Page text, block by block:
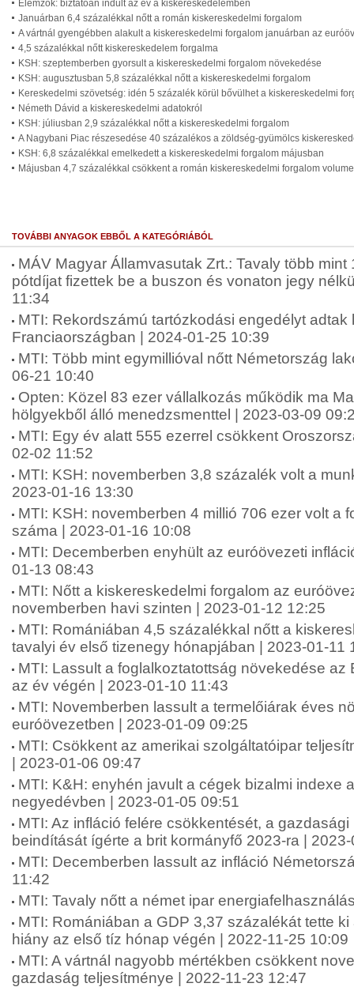
Elemzők: biztatóan indult az év a kiskereskedelemben
Januárban 6,4 százalékkal nőtt a román kiskereskedelmi forgalom
A vártnál gyengébben alakult a kiskereskedelmi forgalom januárban az
4,5 százalékkal nőtt kiskereskedelem forgalma
KSH: szeptemberben gyorsult a kiskereskedelmi forgalom növekedése
KSH: augusztusban 5,8 százalékkal nőtt a kiskereskedelmi forgalom
Kereskedelmi szövetség: idén 5 százalék körül bővülhet a kiskereskedelmi
Németh Dávid a kiskereskedelmi adatokról
KSH: júliusban 2,9 százalékkal nőtt a kiskereskedelmi forgalom
A Nagybani Piac részesedése 40 százalékos a zöldség-gyümölcs
KSH: 6,8 százalékkal emelkedett a kiskereskedelmi forgalom májusban
Májusban 4,7 százalékkal csökkent a román kiskereskedelmi forgalom
TOVÁBBI ANYAGOK EBBŐL A KATEGÓRIÁBÓL
MÁV Magyar Államvasutak Zrt.: Tavaly több mint
pótdíjat fizettek be a buszon és vonaton jegy
11:34
MTI: Rekordszámú tartózkodási engedélyt adtak
Franciaországban | 2024-01-25 10:39
MTI: Több mint egymillióval nőtt Németország
06-21 10:40
Opten: Közel 83 ezer vállalkozás működik ma
hölgyekből álló menedzsmenttel | 2023-03-09
MTI: Egy év alatt 555 ezerrel csökkent
02-02 11:52
MTI: KSH: novemberben 3,8 százalék volt a
2023-01-16 13:30
MTI: KSH: novemberben 4 millió 706 ezer volt a
száma | 2023-01-16 10:08
MTI: Decemberben enyhült az euróövezeti
01-13 08:43
MTI: Nőtt a kiskereskedelmi forgalom az
novemberben havi szinten | 2023-01-12 12:25
MTI: Romániában 4,5 százalékkal nőtt a
tavalyi év első tizenegy hónapjában | 2023-01-11
MTI: Lassult a foglalkoztatottság növekedése az
az év végén | 2023-01-10 11:43
MTI: Novemberben lassult a termelőiárak éves
euróövezetben | 2023-01-09 09:25
MTI: Csökkent az amerikai szolgáltatóipar
| 2023-01-06 09:47
MTI: K&H: enyhén javult a cégek bizalmi indexe
negyedévben | 2023-01-05 09:51
MTI: Az infláció felére csökkentését, a
beindítását ígérte a brit kormányfő 2023-ra |
MTI: Decemberben lassult az infláció
11:42
MTI: Tavaly nőtt a német ipar
MTI: Romániában a GDP 3,37 százalékát tette
hiány az első tíz hónap végén | 2022-11-25 10:09
MTI: A vártnál nagyobb mértékben csökkent
gazdaság teljesítménye | 2022-11-23 12:47